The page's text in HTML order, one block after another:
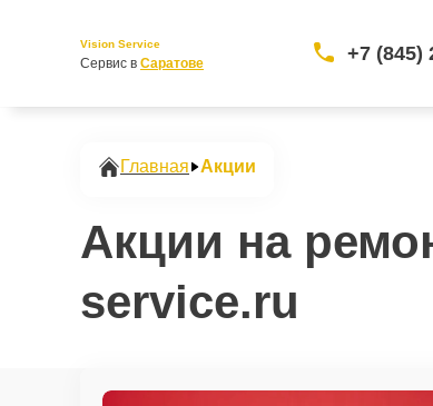
Vision Service
Сервис в Саратове +7 (845)
Главная Акции
Акции на
service.ru